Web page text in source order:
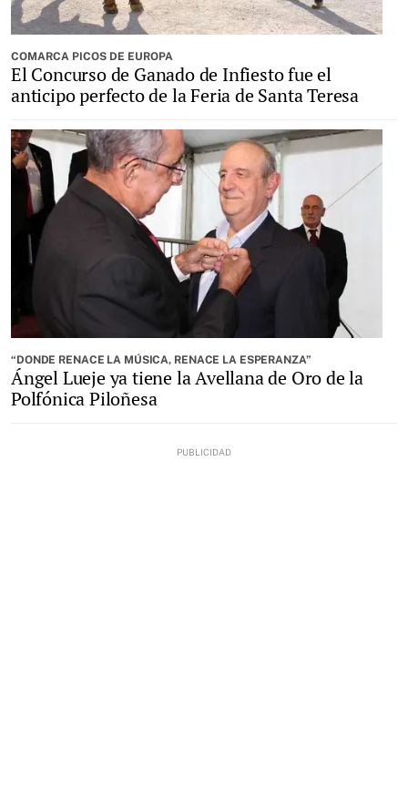
COMARCA PICOS DE EUROPA
El Concurso de Ganado de Infiesto fue el
anticipo perfecto de la Feria de Santa Teresa
“DONDE RENACE LA MÚSICA, RENACE LA ESPERANZA”
Ángel Lueje ya tiene la Avellana de Oro de la
Polfónica Piloñesa